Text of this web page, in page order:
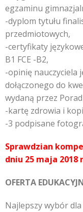
egzaminu
-dyplom tytułu
przedmiotowych,
-certyfikaty
B1 FCE -B2,
-opinię nauczyciela
dołączonego do
wydaną przez
-kartę zdrowia i
-3 podpisane
Sprawdzian
dniu 25 maja 2018
OFERTA
Najlepszy wybór